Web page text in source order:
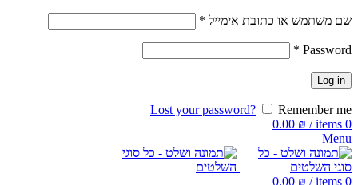
שם משתמש או כתובת אימייל *
Password
*
Log in
Lost your password?
Remember me
0
items
/
0.00 ₪
Menu
0
items
/
0.00 ₪